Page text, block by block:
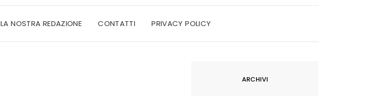
LA NOSTRA REDAZIONE CONTATTI PRIVACY POLICY
ARCHIVI